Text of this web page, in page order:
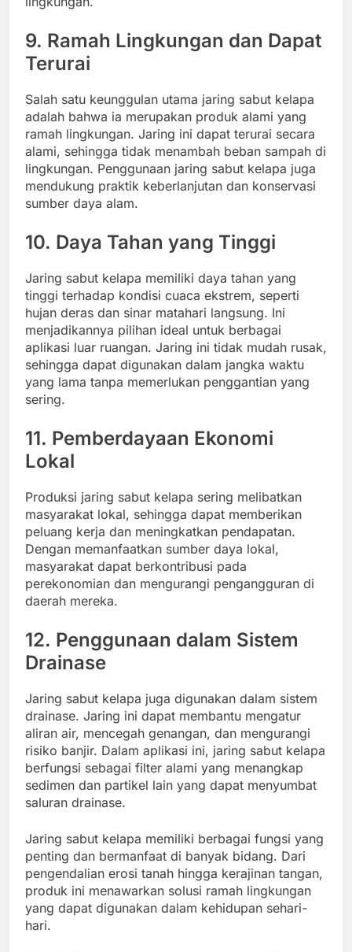
9. Ramah Lingkungan dan Dapat
Terurai
Salah satu keunggulan utama jaring sabut kelapa
adalah bahwa ia merupakan produk alami yang
ramah lingkungan. Jaring ini dapat terurai secara
alami, sehingga tidak menambah beban sampah di
lingkungan. Penggunaan jaring sabut kelapa juga
mendukung praktik keberlanjutan dan konservasi
sumber daya alam.
10. Daya Tahan yang Tinggi
Jaring sabut kelapa memiliki daya tahan yang
tinggi terhadap kondisi cuaca ekstrem, seperti
hujan deras dan sinar matahari langsung. Ini
menjadikannya pilihan ideal untuk berbagai
aplikasi luar ruangan. Jaring ini tidak mudah rusak,
sehingga dapat digunakan dalam jangka waktu
yang lama tanpa memerlukan penggantian yang
sering.
11. Pemberdayaan Ekonomi
Lokal
Produksi jaring sabut kelapa sering melibatkan
masyarakat lokal, sehingga dapat memberikan
peluang kerja dan meningkatkan pendapatan.
Dengan memanfaatkan sumber daya lokal,
masyarakat dapat berkontribusi pada
perekonomian dan mengurangi pengangguran di
daerah mereka.
12. Penggunaan dalam Sistem
Drainase
Jaring sabut kelapa juga digunakan dalam sistem
drainase. Jaring ini dapat membantu mengatur
aliran air, mencegah genangan, dan mengurangi
risiko banjir. Dalam aplikasi ini, jaring sabut kelapa
berfungsi sebagai filter alami yang menangkap
sedimen dan partikel lain yang dapat menyumbat
saluran drainase.
Jaring sabut kelapa memiliki berbagai fungsi yang
penting dan bermanfaat di banyak bidang. Dari
pengendalian erosi tanah hingga kerajinan tangan,
produk ini menawarkan solusi ramah lingkungan
yang dapat digunakan dalam kehidupan sehari-
hari.